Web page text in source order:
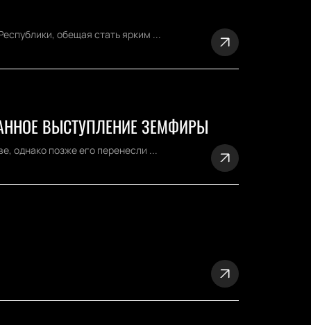
обещая стать ярким ...
ВЫСТУПЛЕНИЕ ЗЕМФИРЫ
однако позже его перенесли ...